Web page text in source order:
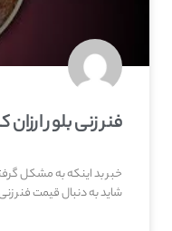
فنر زنی بلور ارزان
خبر بد اینکه به مشکل
شاید به دنبال قیمت فنر